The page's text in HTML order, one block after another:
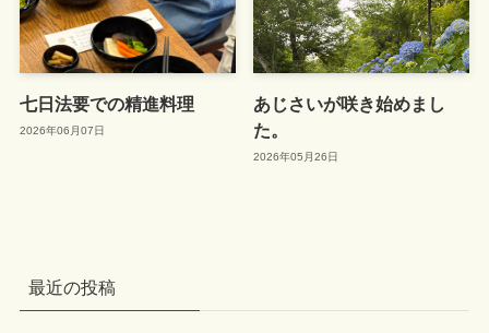
七日法要での精進料理
2026年06月07日
あじさいが咲き始めまし
た。
2026年05月26日
最近の投稿